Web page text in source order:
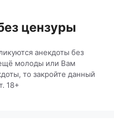
цензуры
анекдоты без
молоды или Вам
то закройте данный
18+